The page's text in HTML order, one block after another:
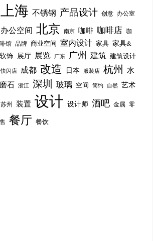
上海 不锈钢 产品设计 创意 办公室
办公空间 北京 南京 咖啡 咖啡店 咖
馆 品牌 商业空间 室内设计 家具 家具&
饰 展厅 展览 广东 广州 建筑 建筑设计
快闪店 成都 改造 日本 服装店 杭州 水
石 浙江 深圳 玻璃 空间 简约 自然 艺术
苏州 装置 设计 设计师 酒吧 金属 零
餐厅 餐饮